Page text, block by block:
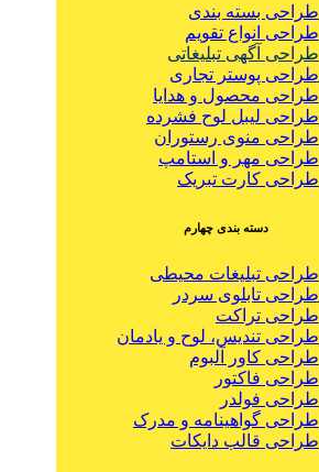
طراحی بسته بندی
طراحی انواع تقویم
طراحی آگهی تبلیغاتی
طراحی پوستر تجاری
طراحی محصول و هدایا
طراحی لیبل لوح فشرده
طراحی منوی رستوران
طراحی مهر و استامپ
طراحی کارت تبریک
دسته بندی چهارم
طراحی تبلیغات محیطی
طراحی تابلوی سردر
طراحی تراکت
طراحی تندیس، لوح و یادمان
طراحی کاور آلبوم
طراحی فاکتور
طراحی فولدر
طراحی گواهینامه و مدرک
طراحی قالب دایکات